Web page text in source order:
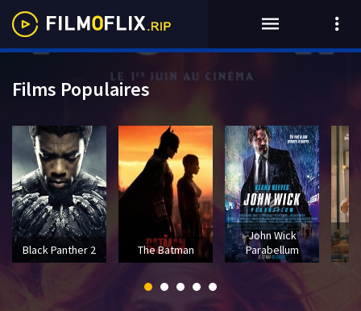
Films Populaires
Black Panther 2 The Batman
John Wick
Parabellum